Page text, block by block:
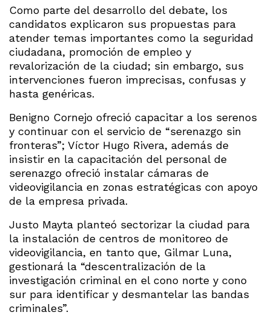
Como parte del desarrollo del debate, los
candidatos explicaron sus propuestas para
atender temas importantes como la seguridad
ciudadana, promoción de empleo y
revalorización de la ciudad; sin embargo, sus
intervenciones fueron imprecisas, confusas y
hasta genéricas.
Benigno Cornejo ofreció capacitar a los serenos
y continuar con el servicio de “serenazgo sin
fronteras”; Víctor Hugo Rivera, además de
insistir en la capacitación del personal de
serenazgo ofreció instalar cámaras de
videovigilancia en zonas estratégicas con apoyo
de la empresa privada.
Justo Mayta planteó sectorizar la ciudad para
la instalación de centros de monitoreo de
videovigilancia, en tanto que, Gilmar Luna,
gestionará la “descentralización de la
investigación criminal en el cono norte y cono
sur para identificar y desmantelar las bandas
criminales”.